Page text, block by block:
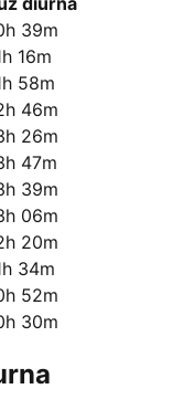
39m
16m
58m
46m
26m
47m
39m
06m
20m
34m
52m
30m